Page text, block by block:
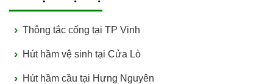
Thông tắc cống tại TP Vinh
Hút hầm vệ sinh tại Cửa Lò
Hút hầm cầu tại Hưng Nguyên